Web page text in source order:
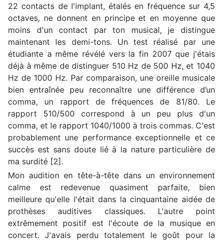
22 contacts de l'implant, étalés en fréquence sur 4,5
octaves, ne donnent en principe et en moyenne que
moins d'un contact par ton musical, je distingue
maintenant les demi-tons. Un test réalisé par une
étudiante a même révélé vers la fin 2007 que j'étais
déjà à même de distinguer 510 Hz de 500 Hz, et 1040
Hz de 1000 Hz. Par comparaison, une oreille musicale
bien entraînée peu reconnaître une différence d’un
comma, un rapport de fréquences de 81/80. Le
rapport 510/500 correspond à un peu plus d'un
comma, et le rapport 1040/1000 à trois commas. C'est
probablement une performance exceptionnelle et ce
succès est sans doute lié à la nature particulière de
ma surdité [2].
Mon audition en tête-à-tête dans un environnement
calme est redevenue quasiment parfaite, bien
meilleure qu'elle l'était dans la cinquantaine aidée de
prothèses auditives classiques. L'autre point
extrêmement positif est l'écoute de la musique en
concert. J'avais perdu totalement le goût pour la